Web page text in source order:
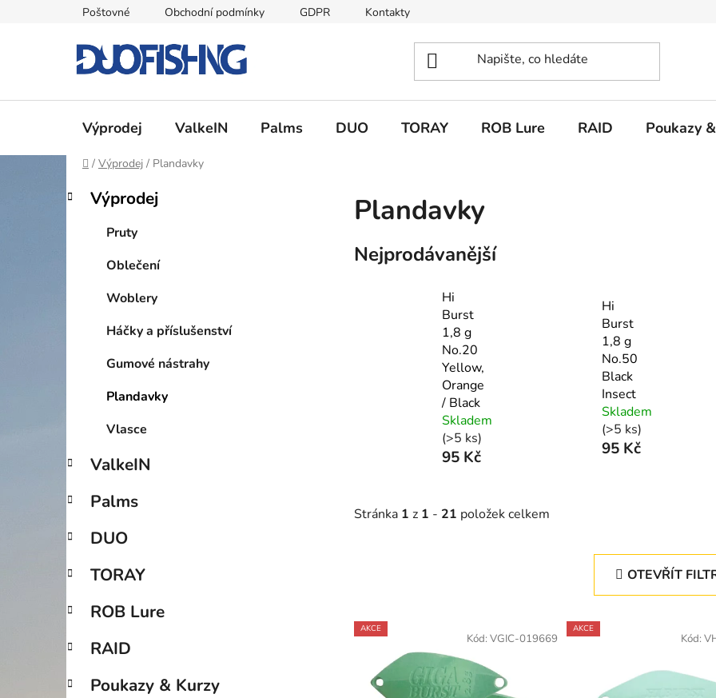
Poštovné Obchodní podmínky GDPR Kontakty
Výprodej ValkeIN Palms DUO TORAY ROB Lure RAID Poukazy
Domů
/ Výprodej / Plandavky
P
l
Přeskočit
kategorie
K
a
Výprodej
Pruty
Oblečení
Woblery
Háčky a příslušenství
Gumové nástrahy
Plandavky
Vlasce
ValkeIN
Palms
DUO
TORAY
ROB Lure
RAID
Poukazy & Kurzy
Plandavky
Nejprodávanější
Hi
Burst
1,8 g
No.20
Yellow,
Orange
/ Black
Skladem
(>5 ks)
95 Kč
Hi
Burst
1,8 g
No.50
Black
Insect
Skladem
(>5 ks)
95 Kč
Stránka 1 z 1 - 21 položek celkem
OTEVŘÍT
V
ý
AKCE
Kód: VGIC-019669
AKCE
Kód: